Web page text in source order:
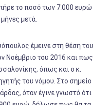
το ποσό των 7.000 ευρώ
μετά.
έμεινε στη θέση του
Νοέμβριο του 2016 και πως
όπως και ο κ.
του νόμου. Στο σημείο
όταν έγινε γνωστό ότι